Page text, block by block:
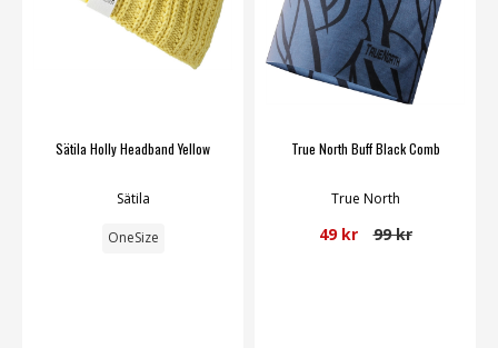
Sätila Holly Headband Yellow
Sätila
OneSize
True North Buff Black Comb
True North
49 kr 99 kr